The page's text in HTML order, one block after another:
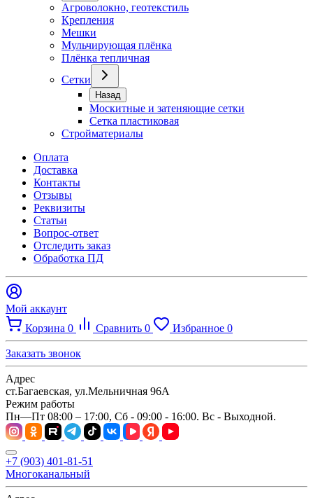
Агроволокно, геотекстиль
Крепления
Мешки
Мульчирующая плёнка
Плёнка тепличная
Сетки
Назад
Москитные и затеняющие сетки
Сетка пластиковая
Стройматериалы
Оплата
Доставка
Контакты
Отзывы
Реквизиты
Статьи
Вопрос-ответ
Отследить заказ
Обработка ПД
Мой аккаунт
Корзина 0 Сравнить 0 Избранное 0
Заказать звонок
Адрес
ст.Багаевская, ул.Мельничная 96А
Режим работы
Пн—Пт 08:00 – 17:00, Сб - 09:00 - 16:00. Вс - Выходной.
+7 (903) 401-81-51
Многоканальный